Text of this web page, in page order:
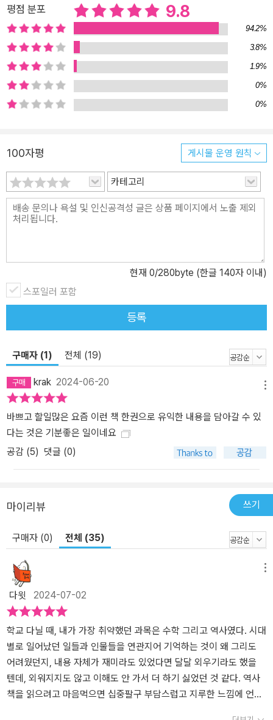
만 선별해서 담았다. 한반도 역사의 시작을 연 고조선과 초기 국가부
터 삼국시대를 통일한 신라를 거쳐 고려와 조선까지 각 시대마다 변
곡점을 만든 역사적 사건을 생생하게 눈앞에 펼쳐놓는다. 꼭 기억해
야 할 인물과 전쟁을 중심으로 서술되어 있어, 이 책 한 권만 읽어도
한국사의 기본기를 완벽하게 갖출 수 있다. 돈이나 물건을 마음대로
쓰는 것을 어쩌다 ‘흥청망청’이라고 말하게 되었는지, 조선 최초의 계
획도시는 어떻게 탄생했는지 등 궁궐을 발칵 뒤집은 스캔들부터 잘
사 이야기에 푹 빠져 정신없이 읽다 보면 어느새 마지막 책장을 넘기
게 된다. 이 책은 그동안 한국사를 이해하고 싶었지만 엄두가 나지 않
았던 독자들에게 최고의 입문서가 되어줄 것이다.
평점 분포 9.8
94.2%
3.8%
1.9%
0%
0%
100자평 게시물 운영 원칙
카테고리
현재 0/280byte (한글 140자 이내)
스포일러 포함
등록
구매자 (1) 전체 (19)
krak 2024-06-20
바쁘고 할일많은 요즘 이런 책 한권으로 유익한 내용을 담아갈 수 있
다는 것은 기분좋은 일이네요
공감 (5) 댓글 (0)
마이리뷰 쓰기
구매자 (0) 전체 (35)
다윗 2024-07-02
학교 다닐 때, 내가 가장 취약했던 과목은 수학 그리고 역사였다. 시대
별로 일어났던 일들과 인물들을 연관지어 기억하는 것이 왜 그리도
어려웠던지, 내용 자체가 재미라도 있었다면 달달 외우기라도 했을
텐데, 외워지지도 않고 이해도 안 가서 더 하기 싫었던 것 같다. 역사
책을 읽으려고 마음먹으면 십중팔구 부담스럽고 지루한 느낌에 언제